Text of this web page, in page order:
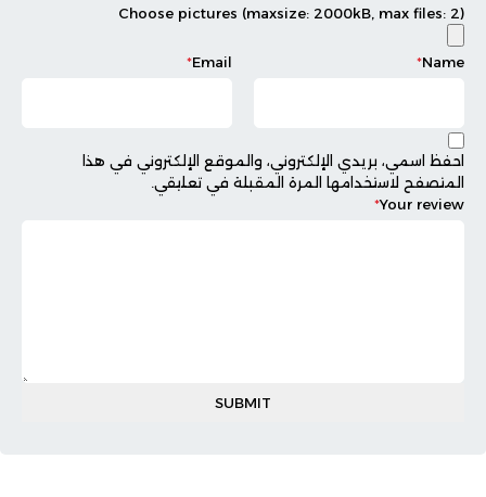
Your review
*
Choose pictures (maxsize: 2000kB, max files: 2)
Name
*
Email
*
احفظ اسمي، بريدي الإلكتروني، والموقع الإلكتروني في هذا
المتصفح لاستخدامها المرة المقبلة في تعليقي.